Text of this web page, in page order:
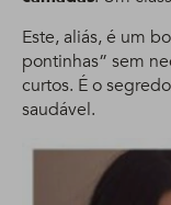
Este, aliás, é um
pontinhas” sem
curtos. É o
saudável.